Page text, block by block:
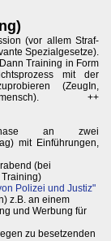
(vor allem Straf-
Spezialgesetze).
Training in Form
mit der
(ZeugIn,
++
an zwei
mit Einführungen,
(bei
Polizei und Justiz"
z.B. an einem
und Werbung für
zu besetzenden